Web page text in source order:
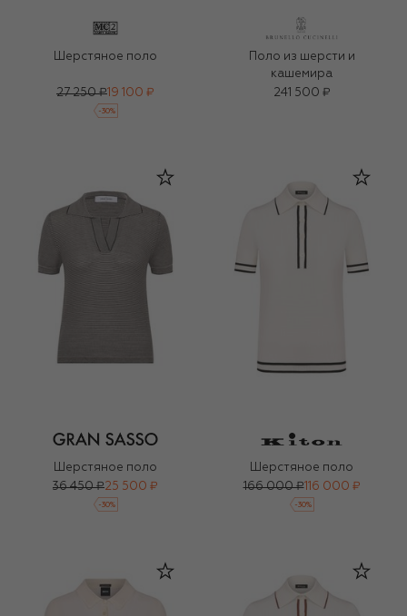
Шерстяное поло
27 250 ₽ 19 100 ₽
-30%
Поло из шерсти и
кашемира
241 500 ₽
Шерстяное поло
36 450 ₽25 500 ₽
-30%
Шерстяное поло
166 000 ₽116 000 ₽
-30%